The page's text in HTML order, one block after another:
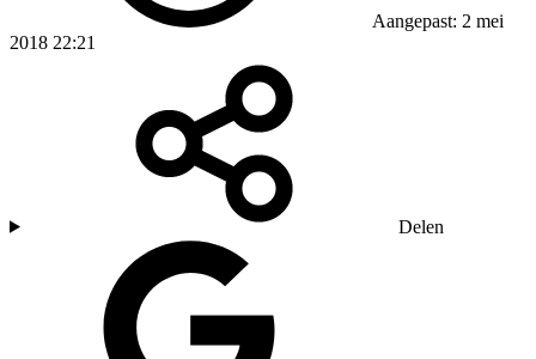
Aangepast: 2 mei
2018 22:21
Delen